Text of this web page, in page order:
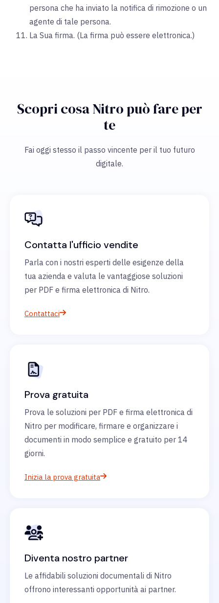
persona che ha inviato la notifica di rimozione o un
agente di tale persona.
La Sua firma. (La firma può essere elettronica.)
Scopri cosa Nitro può fare per
te
Fai oggi stesso il passo vincente per il tuo futuro
digitale.
Contatta l'ufficio vendite
Parla con i nostri esperti delle esigenze della
tua azienda e valuta le vantaggiose soluzioni
per PDF e firma elettronica di Nitro.
Contattaci
Prova gratuita
Prova le soluzioni per PDF e firma elettronica di
Nitro per modificare, firmare e organizzare i
documenti in modo semplice e gratuito per 14
giorni.
Inizia la prova gratuita
Diventa nostro partner
Le affidabili soluzioni documentali di Nitro
offrono interessanti opportunità ai partner.